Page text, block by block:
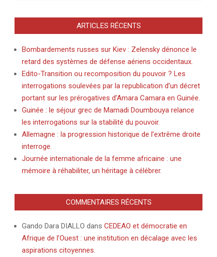
ARTICLES RÉCENTS
Bombardements russes sur Kiev : Zelensky dénonce le
retard des systèmes de défense aériens occidentaux.
Edito-Transition ou recomposition du pouvoir ? Les
interrogations soulevées par la republication d’un décret
portant sur les prérogatives d’Amara Camara en Guinée.
Guinée : le séjour grec de Mamadi Doumbouya relance
les interrogations sur la stabilité du pouvoir.
Allemagne : la progression historique de l’extrême droite
interroge.
Journée internationale de la femme africaine : une
mémoire à réhabiliter, un héritage à célébrer.
COMMENTAIRES RÉCENTS
Gando Dara DIALLO dans CEDEAO et démocratie en
Afrique de l’Ouest : une institution en décalage avec les
aspirations citoyennes.